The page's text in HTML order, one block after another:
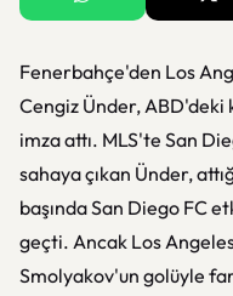
Fenerbahçe'den Los
Cengiz Ünder,
imza attı. MLS'te San
sahaya çıkan Ünder,
başında San Diego FC
geçti. Ancak Los
Smolyakov'un golüyle